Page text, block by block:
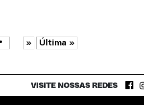
» Última »
VISITE NOSSAS REDES